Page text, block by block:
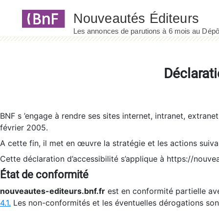
BNF s ’engage à rendre ses sites internet, intranet,
février 2005.
A cette fin, il met en œuvre la stratégie et les actions
Cette déclaration d’accessibilité s’applique à https://
État de conformité
nouveautes-editeurs.bnf.fr est en conformité partielle
4.1. Les non-conformités et les éventuelles dérogations